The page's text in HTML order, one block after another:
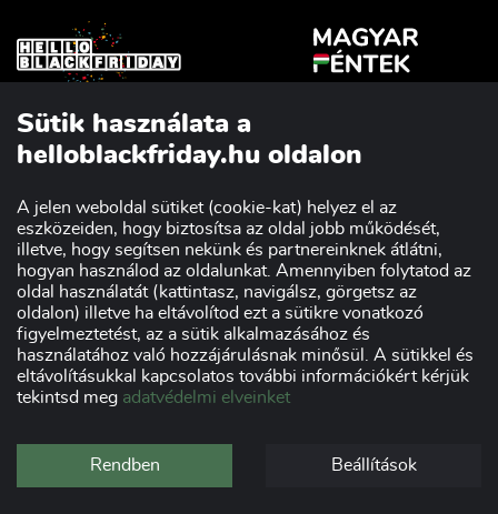
Sütik használata a
helloblackfriday.hu oldalon
A jelen weboldal sütiket (cookie-kat) helyez el az
eszközeiden, hogy biztosítsa az oldal jobb működését,
illetve, hogy segítsen nekünk és partnereinknek átlátni,
hogyan használod az oldalunkat. Amennyiben folytatod az
oldal használatát (kattintasz, navigálsz, görgetsz az
oldalon) illetve ha eltávolítod ezt a sütikre vonatkozó
figyelmeztetést, az a sütik alkalmazásához és
használatához való hozzájárulásnak minősül. A sütikkel és
eltávolításukkal kapcsolatos további információkért kérjük
tekintsd meg adatvédelmi elveinket
Rendben Beállítások
Szakmai partnerünk:
Impresszum
Kereskedőknek
Adatvédelmi nyilatkozat
Szponzorok